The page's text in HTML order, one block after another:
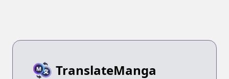
TranslateManga